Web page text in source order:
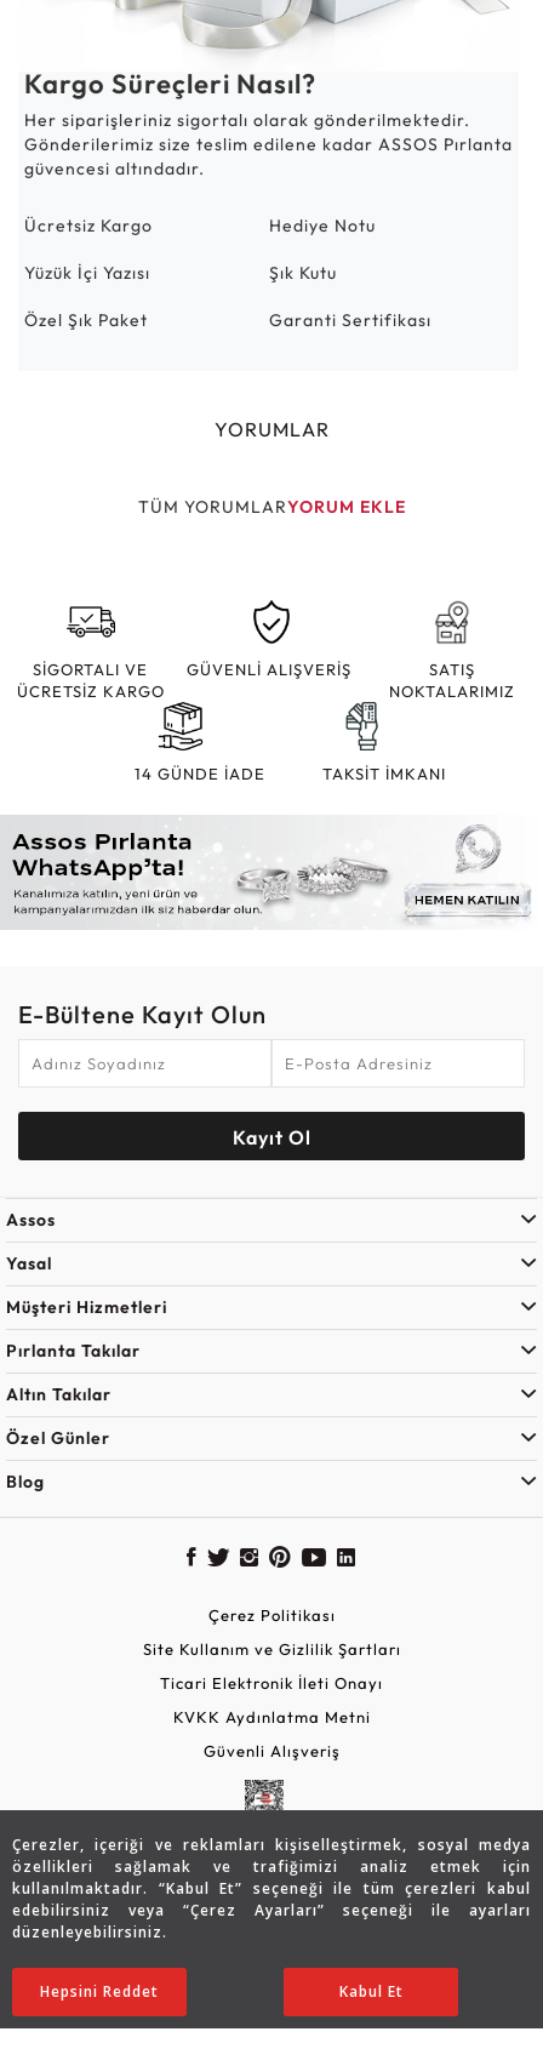
Çerezler, içeriği ve reklamları kişiselleştirmek, sosyal medya
özellikleri sağlamak ve trafiğimizi analiz etmek için
kullanılmaktadır. “Kabul Et” seçeneği ile tüm çerezleri kabul
edebilirsiniz veya “Çerez Ayarları” seçeneği ile ayarları
düzenleyebilirsiniz.
Ayarları Düzenle
Hepsini Reddet Kabul Et
76.743 TL
61.395TL SATIN ALIN
Kargo Süreçleri Nasıl?
Her siparişleriniz sigortalı olarak gönderilmektedir.
Gönderilerimiz size teslim edilene kadar ASSOS Pırlanta
güvencesi altındadır.
Ücretsiz Kargo Hediye Notu
Yüzük İçi Yazısı Şık Kutu
Özel Şık Paket Garanti Sertifikası
YORUMLAR
TÜM YORUMLARYORUM EKLE
SİGORTALI VE
ÜCRETSİZ KARGO
GÜVENLİ ALIŞVERİŞ
SATIŞ
NOKTALARIMIZ
14 GÜNDE İADE TAKSİT İMKANI
E-Bültene Kayıt Olun
Kayıt Ol
Assos
Yasal
Müşteri Hizmetleri
Pırlanta Takılar
Altın Takılar
Özel Günler
Blog
Çerez Politikası
Site Kullanım ve Gizlilik Şartları
Ticari Elektronik İleti Onayı
KVKK Aydınlatma Metni
Güvenli Alışveriş
Copyright © 2026 Assos Pırlanta - Bu sitenin tüm hakları